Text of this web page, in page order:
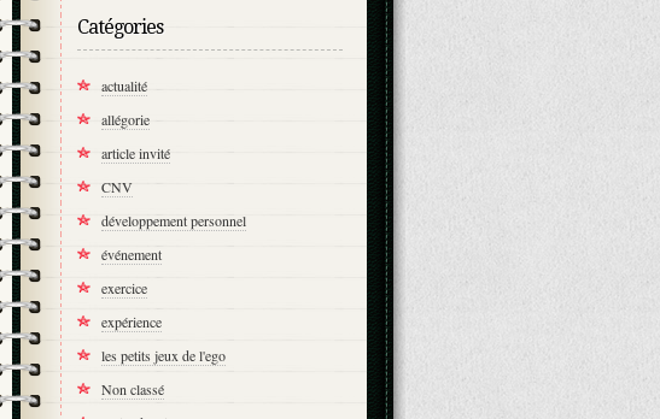
Catégories
actualité
allégorie
article invité
CNV
développement personnel
événement
exercice
expérience
les petits jeux de l'ego
Non classé